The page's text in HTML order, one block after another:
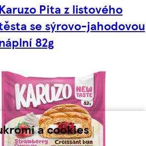
a cookies
Karuzo Pita z listového
se sýrovo-jahodovou
82g